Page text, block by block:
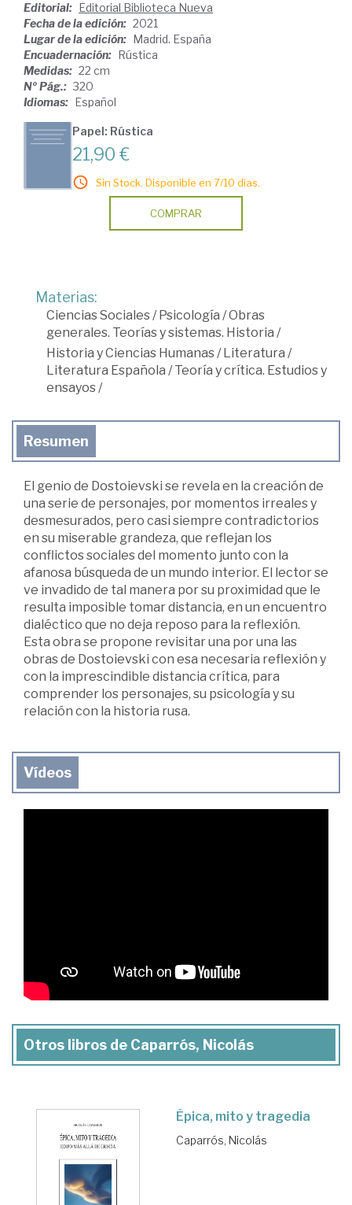
Editorial: Editorial Biblioteca Nueva
Fecha de la edición: 2021
Lugar de la edición: Madrid. España
Encuadernación: Rústica
Medidas: 22 cm
Nº Pág.: 320
Idiomas: Español
Papel: Rústica
21,90 €
Sin Stock. Disponible en 7/10 días.
COMPRAR
Materias:
Ciencias Sociales/ Psicología /Obras
generales. Teorías y sistemas. Historia /
Historia y Ciencias Humanas/ Literatura /
Literatura Española /Teoría y crítica. Estudios y
ensayos/
Resumen
El genio de Dostoievski se revela en la creación de
una serie de personajes, por momentos irreales y
desmesurados, pero casi siempre contradictorios
en su miserable grandeza, que reflejan los
conflictos sociales del momento junto con la
afanosa búsqueda de un mundo interior. El lector se
ve invadido de tal manera por su proximidad que le
resulta imposible tomar distancia, en un encuentro
dialéctico que no deja reposo para la reflexión.
Esta obra se propone revisitar una por una las
obras de Dostoievski con esa necesaria reflexión y
con la imprescindible distancia crítica, para
comprender los personajes, su psicología y su
relación con la historia rusa.
Vídeos
Otros libros de Caparrós, Nicolás
Épica, mito y tragedia
Caparrós, Nicolás